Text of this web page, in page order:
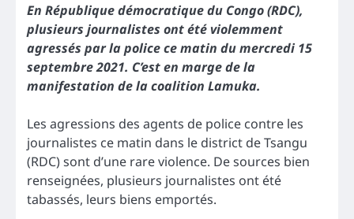
En République démocratique du Congo (RDC),
plusieurs journalistes ont été violemment
agressés par la police ce matin du mercredi 15
septembre 2021. C’est en marge de la
manifestation de la coalition Lamuka.
Les agressions des agents de police contre les
journalistes ce matin dans le district de Tsangu
(RDC) sont d’une rare violence. De sources bien
renseignées, plusieurs journalistes ont été
tabassés, leurs biens emportés.